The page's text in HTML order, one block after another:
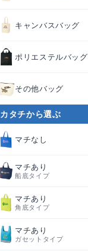
キャンバスバッグ
ポリエステルバッグ
その他バッグ
カタチから選ぶ
マチなし
マチあり
船底タイプ
マチあり
角底タイプ
マチあり
ガセットタイプ